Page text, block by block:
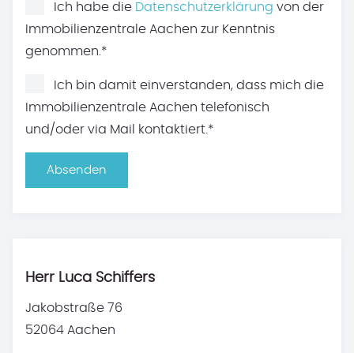
Ich habe die Datenschutzerklärung von der
Immobilienzentrale Aachen zur Kenntnis
genommen.*
Ich bin damit einverstanden, dass mich die
Immobilienzentrale Aachen telefonisch
und/oder via Mail kontaktiert.*
Absenden
Herr Luca Schiffers
Jakobstraße 76
52064 Aachen